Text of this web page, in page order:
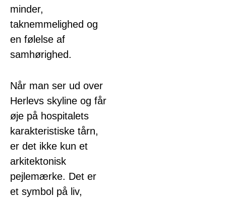
minder,
taknemmelighed og
en følelse af
samhørighed.
Når man ser ud over
Herlevs skyline og får
øje på hospitalets
karakteristiske tårn,
er det ikke kun et
arkitektonisk
pejlemærke. Det er
et symbol på liv,